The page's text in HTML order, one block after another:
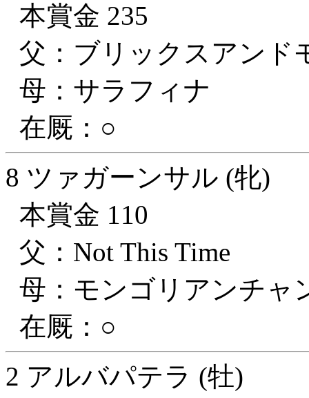
本賞金 235
父：ブリックスアンド
母：サラフィナ
在厩：○
8 ツァガーンサル (牝)
本賞金 110
父：Not This Time
母：モンゴリアンチャ
在厩：○
2 アルバパテラ (牡)